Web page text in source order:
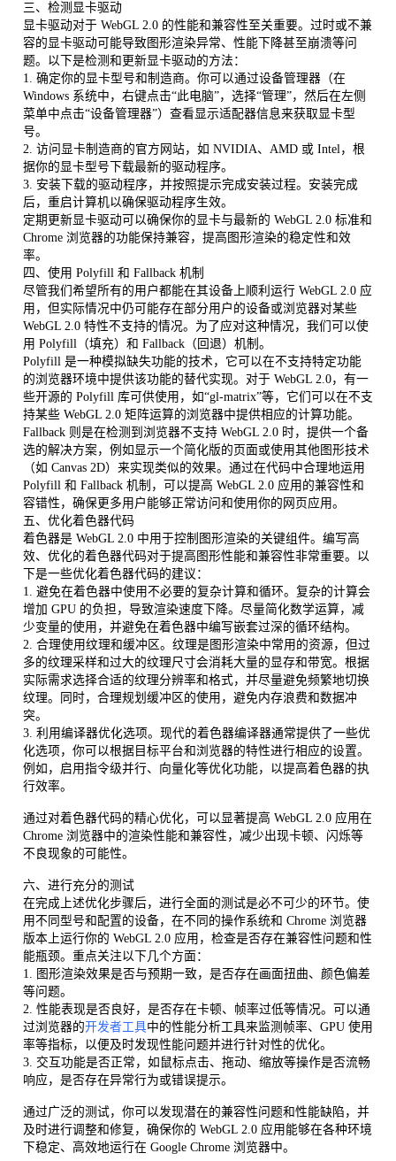
三、检测显卡驱动
显卡驱动对于 WebGL 2.0 的性能和兼容性至关重要。过时或不兼
容的显卡驱动可能导致图形渲染异常、性能下降甚至崩溃等问
题。以下是检测和更新显卡驱动的方法：
1. 确定你的显卡型号和制造商。你可以通过设备管理器（在
Windows 系统中，右键点击“此电脑”，选择“管理”，然后在左侧
菜单中点击“设备管理器”）查看显示适配器信息来获取显卡型
号。
2. 访问显卡制造商的官方网站，如 NVIDIA、AMD 或 Intel，根
据你的显卡型号下载最新的驱动程序。
3. 安装下载的驱动程序，并按照提示完成安装过程。安装完成
后，重启计算机以确保驱动程序生效。
定期更新显卡驱动可以确保你的显卡与最新的 WebGL 2.0 标准和
Chrome 浏览器的功能保持兼容，提高图形渲染的稳定性和效
率。
四、使用 Polyfill 和 Fallback 机制
尽管我们希望所有的用户都能在其设备上顺利运行 WebGL 2.0 应
用，但实际情况中仍可能存在部分用户的设备或浏览器对某些
WebGL 2.0 特性不支持的情况。为了应对这种情况，我们可以使
用 Polyfill（填充）和 Fallback（回退）机制。
Polyfill 是一种模拟缺失功能的技术，它可以在不支持特定功能
的浏览器环境中提供该功能的替代实现。对于 WebGL 2.0，有一
些开源的 Polyfill 库可供使用，如“gl-matrix”等，它们可以在不支
持某些 WebGL 2.0 矩阵运算的浏览器中提供相应的计算功能。
Fallback 则是在检测到浏览器不支持 WebGL 2.0 时，提供一个备
选的解决方案，例如显示一个简化版的页面或使用其他图形技术
（如 Canvas 2D）来实现类似的效果。通过在代码中合理地运用
Polyfill 和 Fallback 机制，可以提高 WebGL 2.0 应用的兼容性和
容错性，确保更多用户能够正常访问和使用你的网页应用。
五、优化着色器代码
着色器是 WebGL 2.0 中用于控制图形渲染的关键组件。编写高
效、优化的着色器代码对于提高图形性能和兼容性非常重要。以
下是一些优化着色器代码的建议：
1. 避免在着色器中使用不必要的复杂计算和循环。复杂的计算会
增加 GPU 的负担，导致渲染速度下降。尽量简化数学运算，减
少变量的使用，并避免在着色器中编写嵌套过深的循环结构。
2. 合理使用纹理和缓冲区。纹理是图形渲染中常用的资源，但过
多的纹理采样和过大的纹理尺寸会消耗大量的显存和带宽。根据
实际需求选择合适的纹理分辨率和格式，并尽量避免频繁地切换
纹理。同时，合理规划缓冲区的使用，避免内存浪费和数据冲
突。
3. 利用编译器优化选项。现代的着色器编译器通常提供了一些优
化选项，你可以根据目标平台和浏览器的特性进行相应的设置。
例如，启用指令级并行、向量化等优化功能，以提高着色器的执
行效率。
通过对着色器代码的精心优化，可以显著提高 WebGL 2.0 应用在
Chrome 浏览器中的渲染性能和兼容性，减少出现卡顿、闪烁等
不良现象的可能性。
六、进行充分的测试
在完成上述优化步骤后，进行全面的测试是必不可少的环节。使
用不同型号和配置的设备，在不同的操作系统和 Chrome 浏览器
版本上运行你的 WebGL 2.0 应用，检查是否存在兼容性问题和性
能瓶颈。重点关注以下几个方面：
1. 图形渲染效果是否与预期一致，是否存在画面扭曲、颜色偏差
等问题。
2. 性能表现是否良好，是否存在卡顿、帧率过低等情况。可以通
过浏览器的开发者工具中的性能分析工具来监测帧率、GPU 使用
率等指标，以便及时发现性能问题并进行针对性的优化。
3. 交互功能是否正常，如鼠标点击、拖动、缩放等操作是否流畅
响应，是否存在异常行为或错误提示。
通过广泛的测试，你可以发现潜在的兼容性问题和性能缺陷，并
及时进行调整和修复，确保你的 WebGL 2.0 应用能够在各种环境
下稳定、高效地运行在 Google Chrome 浏览器中。